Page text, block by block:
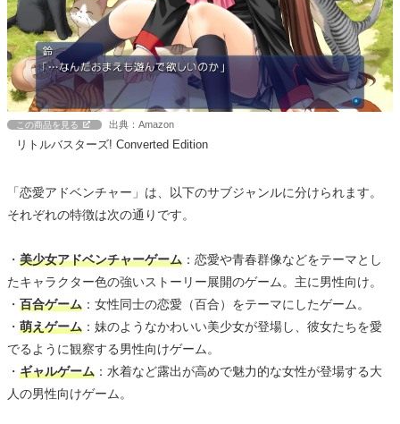
この商品を見る 出典：Amazon
リトルバスターズ! Converted Edition
「恋愛アドベンチャー」は、以下のサブジャンルに分けられます。
それぞれの特徴は次の通りです。
・ 美少女アドベンチャーゲーム ：恋愛や青春群像などをテーマとし
たキャラクター色の強いストーリー展開のゲーム。主に男性向け。
・ 百合ゲーム ：女性同士の恋愛（百合）をテーマにしたゲーム。
・ 萌えゲーム ：妹のようなかわいい美少女が登場し、彼女たちを愛
でるように観察する男性向けゲーム。
・ ギャルゲーム ：水着など露出が高めで魅力的な女性が登場する大
人の男性向けゲーム。